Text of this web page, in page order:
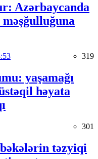
Azərbaycanda
319
yaşamağı
həyata
301
təzyiqi